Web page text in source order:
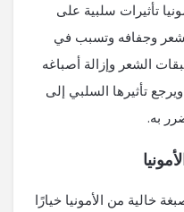
تأثيرات سلبية على
وجفافه وتسبب في
الشعر وإزالة أصباغه
تأثيرها السلبي إلى
به.
خالية من الأمونيا خيارًا